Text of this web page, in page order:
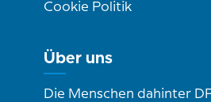
Cookie Politik
Über uns
Die Menschen dahinter